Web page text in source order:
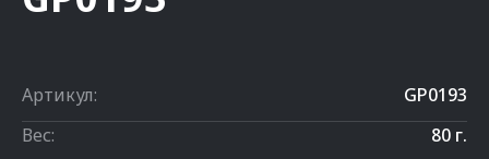
Артикул:
GP0193
Вес:
80 г.